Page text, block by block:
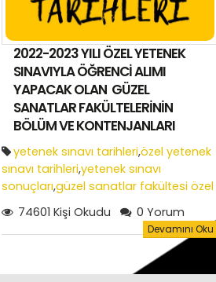
2022-2023 YILI ÖZEL YETENEK
SINAVIYLA ÖĞRENCİ ALIMI
YAPACAK OLAN GÜZEL
SANATLAR FAKÜLTELERİNİN
BÖLÜM VE KONTENJANLARI
yetenek sınavı tarihleri,özel yetenek
sınavı tarihleri,yetenek sınavı
sonuçları,güzel sanatlar fakültesi özel
74601 Kişi Okudu 0 Yorum
Devamını Oku